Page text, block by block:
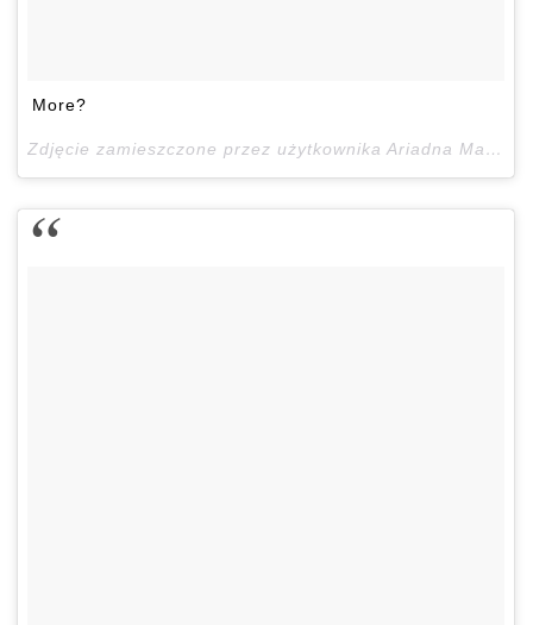
More?
Zdjęcie zamieszczone przez użytkownika Ariadna Majewska (@ari_maj)